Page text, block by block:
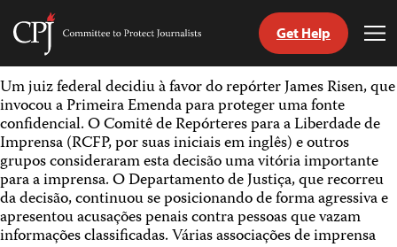
Skip
to
content
Committee
Protect
Journalists
Get Help
Um juiz federal decidiu à favor do repórter James Risen, que
invocou a Primeira Emenda para proteger uma fonte
confidencial. O Comitê de Repórteres para a Liberdade de
Imprensa (RCFP, por suas iniciais em inglês) e outros
grupos consideraram esta decisão uma vitória importante
para a imprensa. O Departamento de Justiça, que recorreu
da decisão, continuou se posicionando de forma agressiva e
apresentou acusações penais contra pessoas que vazam
informações classificadas. Várias associações de imprensa